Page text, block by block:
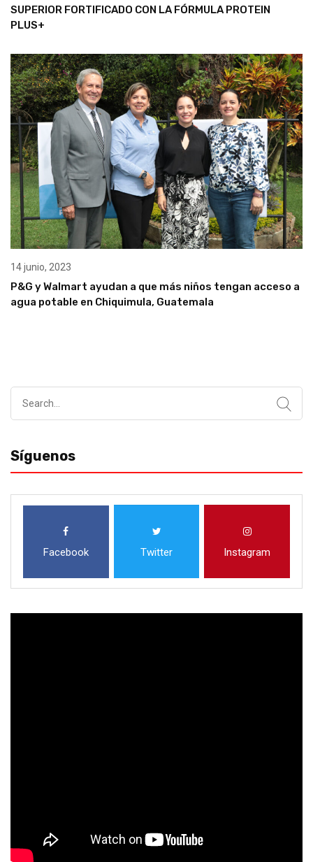
SUPERIOR FORTIFICADO CON LA FÓRMULA PROTEIN
PLUS+
14 junio, 2023
P&G y Walmart ayudan a que más niños tengan acceso a
agua potable en Chiquimula, Guatemala
Síguenos
Facebook Twitter Instagram